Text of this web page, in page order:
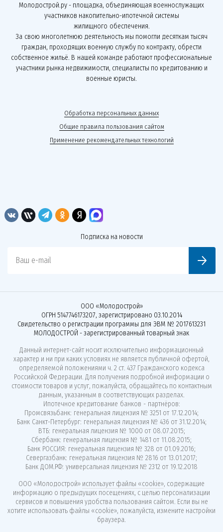
Молодострой.ру - площадка, объединяющая военнослужащих
участников накопительно-ипотечной системы
жилищного обеспечения.
За свою многолетнюю деятельность мы помогли десяткам тысяч
граждан, проходящих военную службу по контракту, обрести
собственное жильё. В нашей команде работают профессиональные
участники рынка недвижимости, специалисты по кредитованию и
военные юристы.
Обработка персональных данных
Общие правила пользования сайтом
Применение рекомендательных технологий
Подписка на новости
Ваш e-mail
ООО «Молодострой»
ОГРН 5147746173207, зарегистрировано 03.10.2014
Свидетельство о регистрации программы для ЭВМ № 2017613231
МОЛОДОСТРОЙ - зарегистрированный товарный знак
Данный интернет-сайт носит исключительно информационный
характер и ни при каких условиях не является публичной офертой,
определяемой положениями ч. 2 ст. 437 Гражданского кодекса
Российской Федерации. Для получения подробной информации о
стоимости товаров и услуг, пожалуйста, обращайтесь по контактным
данным, указанным в соответствующих разделах.
Ипотечное кредитование банков - партнёров:
Промсвязьбанк: генеральная лицензия № 3251 от 17.12.2014;
Банк Санкт-Петербург: генеральная лицензия № 436 от 31.12.2014;
ВТБ: генеральная лицензия № 1000 от 08.07.2015;
Сбербанк: генеральная лицензия № 1481 от 11.08.2015;
Банк РОССИЯ: генеральная лицензия № 328 от 01.09.2016;
Севергазбанк: генеральная лицензия № 2816 от 13.01.2017;
Банк ДОМ.РФ: универсальная лицензия № 2312 от 19.12.2018
ООО «Молодострой» использует файлы «cookie», содержащие
информацию о предыдущих посещениях, с целью персонализации
сервисов и повышения удобства пользования сайтом. Если вы не
хотите использовать файлы «cookie», пожалуйста, измените настройки
браузера.